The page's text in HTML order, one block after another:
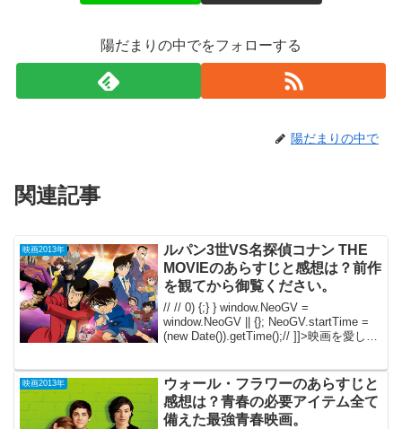
陽だまりの中でをフォローする
陽だまりの中で
関連記事
映画2013年
ルパン3世VS名探偵コナン THE
MOVIEのあらすじと感想は？前作
を観てから御覧ください。
// // 0) {;} } window.NeoGV =
window.NeoGV || {}; NeoGV.startTime =
(new Date()).getTime();// ]]>映画を愛し
映画2013年
ウォール・フラワーのあらすじと
感想は？青春の必要アイテム全て
備えた最強青春映画。